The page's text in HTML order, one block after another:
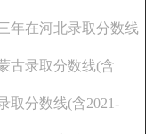
年在河北录取分数线
古录取分数线(含
取分数线(含2021-